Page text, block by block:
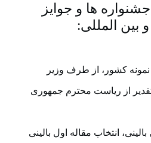
ها و جوایز
بین المللی:
نمونه کشور، از طرف وزیر
از ریاست محترم جمهوری
انتخاب مقاله اول بالینی